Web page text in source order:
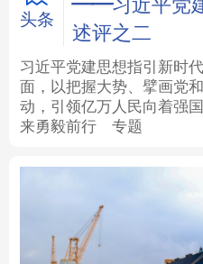
城市 旅游
彩票 娱乐
公益 一带一路
地方频道
头条
——习近平党
述评之二
习近平党建思想指引新时
面，以把握大势、擘画党
动，引领亿万人民向着强
来勇毅前行
专题